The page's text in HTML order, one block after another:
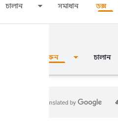
চালান সমাধান ডক্স
নির্মাণ করুন চালান